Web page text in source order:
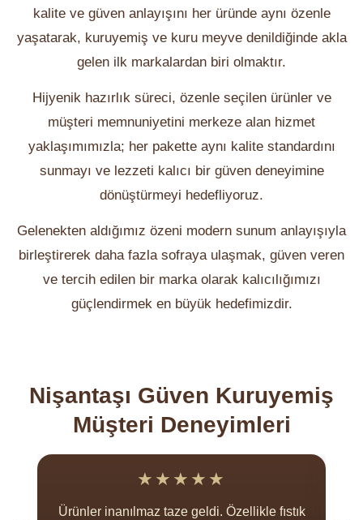
kalite ve güven anlayışını her üründe aynı özenle
yaşatarak, kuruyemiş ve kuru meyve denildiğinde akla
gelen ilk markalardan biri olmaktır.
Hijyenik hazırlık süreci, özenle seçilen ürünler ve
müşteri memnuniyetini merkeze alan hizmet
yaklaşımımızla; her pakette aynı kalite standardını
sunmayı ve lezzeti kalıcı bir güven deneyimine
dönüştürmeyi hedefliyoruz.
Gelenekten aldığımız özeni modern sunum anlayışıyla
birleştirerek daha fazla sofraya ulaşmak, güven veren
ve tercih edilen bir marka olarak kalıcılığımızı
güçlendirmek en büyük hedefimizdir.
Nişantaşı Güven Kuruyemiş
Müşteri Deneyimleri
★★★★★
Ürünler inanılmaz taze geldi. Özellikle fıstık